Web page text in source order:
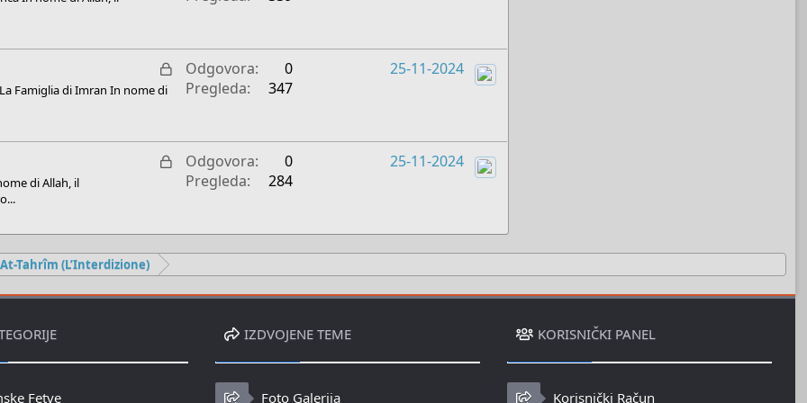
j
uZ
j
u
La Famiglia di Imran In nome di
Odgovora
0
Pregleda
347
25-11-2024
Z
j
u
č
a
di Allah, il
Odgovora
0
Pregleda
284
25-11-2024
At-Tahrîm (L’Interdizione)
Fetve
IZDVOJENE TEME
Foto Galerija
KORISNIČKI PANEL
Korisnički Račun